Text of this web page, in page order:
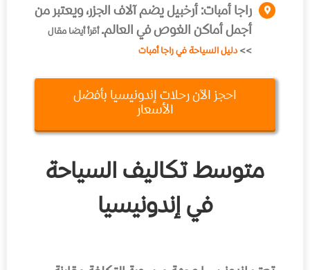
راجا أمبات:أرخبيل يضم آلاف الجزر، ويعتبر من
أجمل أماكن الغوص في العالم.أقرأ أيضا مقال
>>دليل السياحة في راجا أمبات
احجز الآن رحلات إندونيسيا بأفضل
الأسعار
متوسط تكاليف السياحة
في إندونيسيا